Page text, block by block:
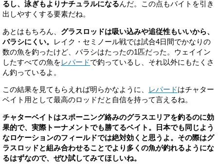
るし、泳ぎもよりナチュラルになるんだ。この点もバイトを引き
出しやすくする要素だね。
あとはもちろん、 グラスロッドは吸い込みや追従性もいいから、
バラシにくい。
レイク・セミノール戦では試合4日間でかなりの
数の魚を釣ったけど、バラシはたったの1匹だった。ウェイイン
したすべての魚をレパードで釣っているし、それ以外にもたくさ
ん釣っているよ。
この結果を見てもらえれば明らかなように、 レパードはチャター
ベイト用として最高のロッドだと自信を持って言えるね。
チャターベイトはスポーニング絡みのグラスエリアを釣るのに効
果的で、実際トーナメントでも勝てるベイト。日本でも同じよう
なロケーションのフィールドでは絶対効くと思うよ。その際はグ
ラスロッドと組み合わせることでより多くの魚が釣れるようにな
るはずなので、ぜひ試してみてほしいね。